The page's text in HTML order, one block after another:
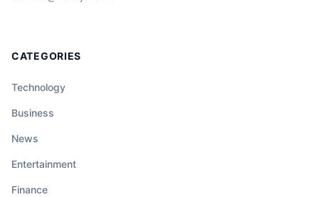
CATEGORIES
Technology
Business
News
Entertainment
Finance